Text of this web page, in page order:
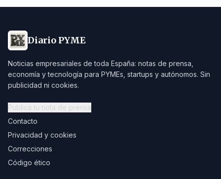
Diario PYME
Noticias empresariales de toda España: notas de prensa,
economía y tecnología para PYMEs, startups y autónomos. Sin
publicidad ni cookies.
Publica tu nota de prensa
Contacto
Privacidad y cookies
Correcciones
Código ético